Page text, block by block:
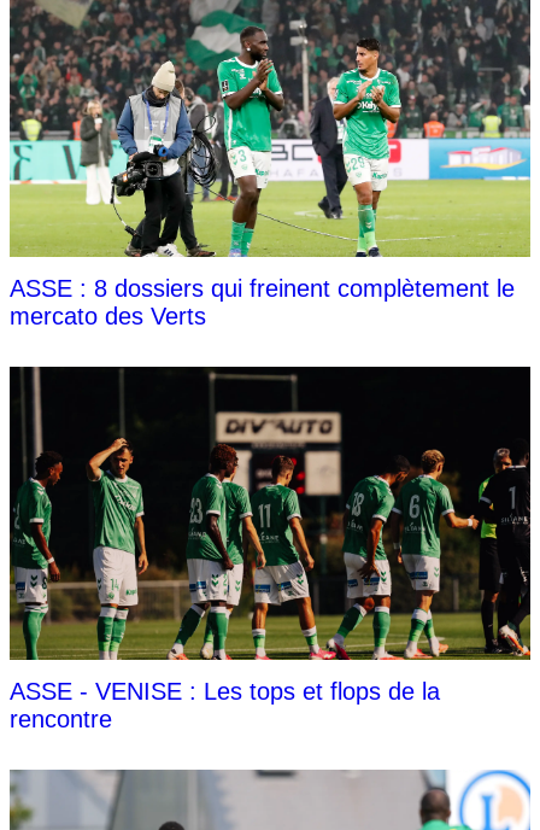
ASSE : 8 dossiers qui freinent complètement le
mercato des Verts
ASSE - VENISE : Les tops et flops de la
rencontre